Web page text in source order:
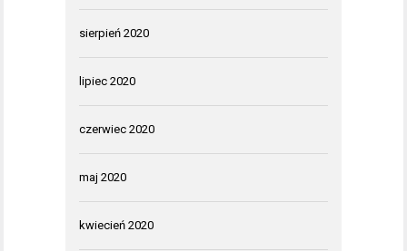
sierpień 2020
lipiec 2020
czerwiec 2020
maj 2020
kwiecień 2020